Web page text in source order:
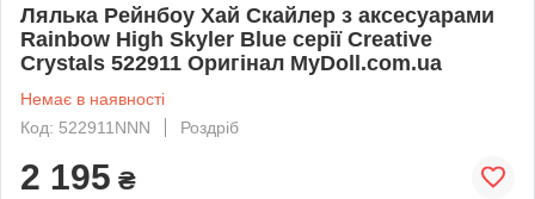
Лялька Рейнбоу Хай Скайлер з аксесуарами
Rainbow High Skyler Blue серії Creative
Crystals 522911 Оригінал MyDoll.com.ua
Немає в наявності
Код: 522911NNN
Роздріб
2 195 ₴